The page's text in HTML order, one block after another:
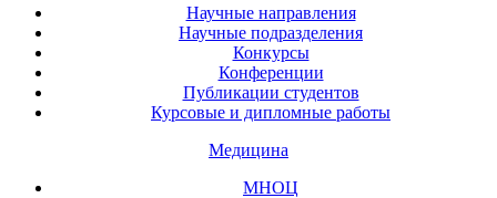
Научные направления
Научные подразделения
Конкурсы
Конференции
Публикации студентов
Курсовые и дипломные работы
Медицина
МНОЦ